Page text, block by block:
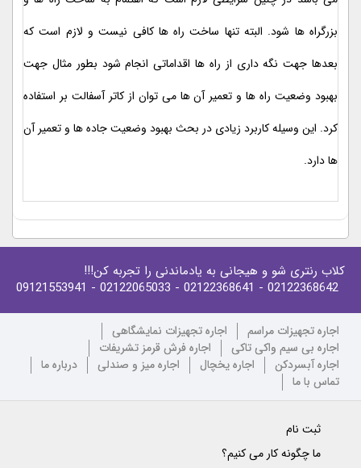
بزرگراه ها شود. البته تنها ساخت راه ها کافی نیست و لازم است که
بعدها جهت نگه داری از راه ها اقداماتی انجام شود بطور مثال جهت
بهبود وضعیت راه ها و تعمیر آن ها می توان از کاتر آسفالت بر استفاده
کرد. این وسیله کاربرد زیادی در بحث بهبود وضعیت جاده ها و تعمیر آن
ها دارد.
کلاب رنتری شو و هیجانی به یادماندنی را تجربه کن!!!
02122368642
- 02122368641
- 02122065033
- 09121553941
اجاره تجهیزات مراسم
اجاره تجهیزات نمایشگاهی
اجاره بی سیم واکی تاکی
اجاره فرش قرمز تشریفات
اجاره آبسردکن
اجاره یخچال اجاره میز و صندلی
درباره ما
تماس با ما
ثبت نام
ما چگونه کار می کنیم؟